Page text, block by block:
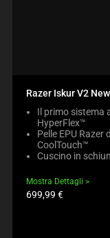
Razer Iskur V2
Il primo sistema
HyperFlex™
Pelle EPU
CoolTouch™
Cuscino in
Mostra Dettagli
Prezzo
prodotto:
699,99 €